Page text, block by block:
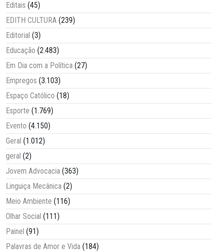
Editais (45)
EDITH CULTURA (239)
Editorial (3)
Educação (2.483)
Em Dia com a Política (27)
Empregos (3.103)
Espaço Católico (18)
Esporte (1.769)
Evento (4.150)
Geral (1.012)
geral (2)
Jovem Advocacia (363)
Linguiça Mecânica (2)
Meio Ambiente (116)
Olhar Social (111)
Painel (91)
Palavras de Amor e Vida (184)